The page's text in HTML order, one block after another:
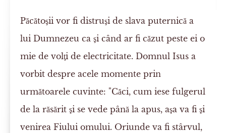
Păcătoşii vor fi distruşi de slava puternică a
lui Dumnezeu ca şi când ar fi căzut peste ei o
mie de volţi de electricitate. Domnul Isus a
vorbit despre acele momente prin
următoarele cuvinte: "Căci, cum iese fulgerul
de la răsărit şi se vede până la apus, aşa va fi şi
venirea Fiului omului. Oriunde va fi stârvul,